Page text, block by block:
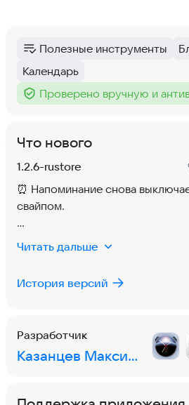
Категория:
Полезные инструменты
Тег:
Календарь
Тег :
Проверено вручную и
Что нового
Версия:
1.2.6-rustore
⏰ Напоминание снова
свайпом.
🎨 Выделение текста стало
обычном редакторе было почти
заметный цвет для всех тем
курсор на новую строку.
Читать дальше
История версий
Разработчик
Казанцев Максим Львович